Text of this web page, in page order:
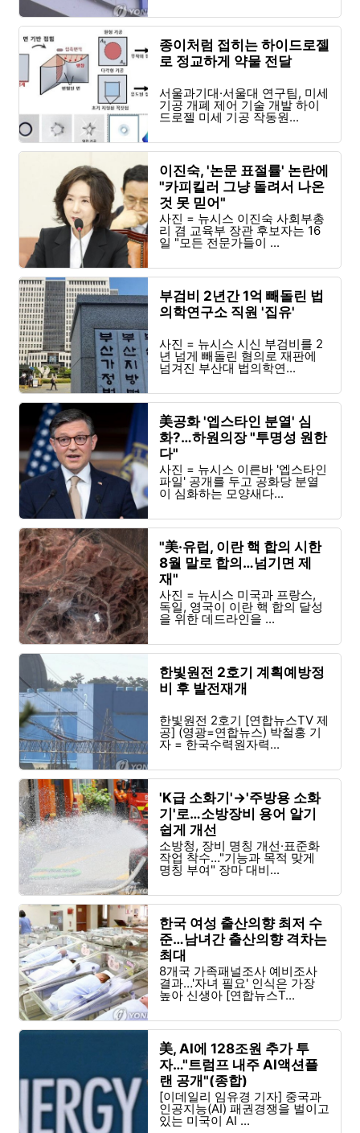
종이처럼 접히는 하이드로젤
로 정교하게 약물 전달
서울과기대·서울대 연구팀, 미세
기공 개폐 제어 기술 개발 하이
드로젤 미세 기공 작동원...
이진숙, '논문 표절률' 논란에
"카피킬러 그냥 돌려서 나온
것 못 믿어"
사진 = 뉴시스 이진숙 사회부총
리 겸 교육부 장관 후보자는 16
일 "모든 전문가들이 ...
부검비 2년간 1억 빼돌린 법
의학연구소 직원 '집유'
사진 = 뉴시스 시신 부검비를 2
년 넘게 빼돌린 혐의로 재판에
넘겨진 부산대 법의학연...
美공화 '엡스타인 분열' 심
화?…하원의장 "투명성 원한
다"
사진 = 뉴시스 이른바 '엡스타인
파일' 공개를 두고 공화당 분열
이 심화하는 모양새다...
"美·유럽, 이란 핵 합의 시한
8월 말로 합의…넘기면 제
재"
사진 = 뉴시스 미국과 프랑스,
독일, 영국이 이란 핵 합의 달성
을 위한 데드라인을 ...
한빛원전 2호기 계획예방정
비 후 발전재개
한빛원전 2호기 [연합뉴스TV 제
공] (영광=연합뉴스) 박철홍 기
자 = 한국수력원자력...
'K급 소화기'→'주방용 소화
기'로…소방장비 용어 알기
쉽게 개선
소방청, 장비 명칭 개선·표준화
작업 착수…"기능과 목적 맞게
명칭 부여" 장마 대비...
한국 여성 출산의향 최저 수
준…남녀간 출산의향 격차는
최대
8개국 가족패널조사 예비조사
결과…'자녀 필요' 인식은 가장
높아 신생아 [연합뉴스T...
美, AI에 128조원 추가 투
자…"트럼프 내주 AI액션플
랜 공개"(종합)
[이데일리 임유경 기자] 중국과
인공지능(AI) 패권경쟁을 벌이고
있는 미국이 AI ...